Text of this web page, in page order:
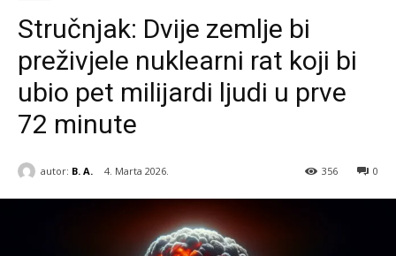
Stručnjak: Dvije zemlje bi
preživjele nuklearni rat koji bi
ubio pet milijardi ljudi u prve
72 minute
autor: B. A. 4. Marta 2026. 0
356